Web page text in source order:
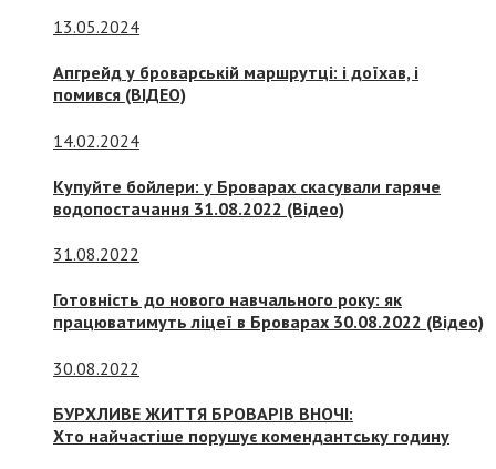
13.05.2024
Апгрейд у броварській маршрутці: і доїхав, і
помився (ВІДЕО)
14.02.2024
Купуйте бойлери: у Броварах скасували гаряче
водопостачання 31.08.2022 (Відео)
31.08.2022
Готовність до нового навчального року: як
працюватимуть ліцеї в Броварах 30.08.2022 (Відео)
30.08.2022
БУРХЛИВЕ ЖИТТЯ БРОВАРІВ ВНОЧІ:
Хто найчастіше порушує комендантську годину